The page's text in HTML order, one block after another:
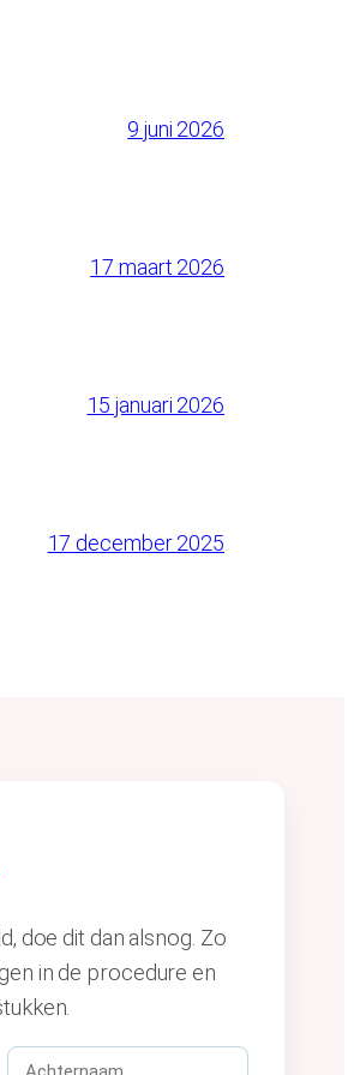
9 juni 2026
17 maart 2026
15 januari 2026
17 december 2025
doe dit dan alsnog. Zo
in de procedure en
A